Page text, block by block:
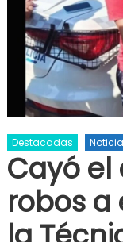
Destacadas
Cayó el
robos a